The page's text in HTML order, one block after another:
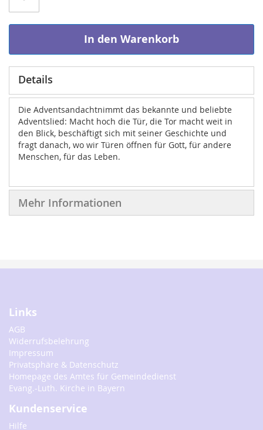
In den Warenkorb
Details
Die Adventsandachtnimmt das bekannte und beliebte
Adventslied: Macht hoch die Tür, die Tor macht weit in
den Blick, beschäftigt sich mit seiner Geschichte und
fragt danach, wo wir Türen öffnen für Gott, für andere
Menschen, für das Leben.
Mehr Informationen
Links
AGB
Widerrufsbelehrung
Impressum
Privatsphäre & Datenschutz
Homepage des Amtes für Gemeindedienst
Evang.-Luth. Kirche in Bayern
Kundenservice
Hilfe